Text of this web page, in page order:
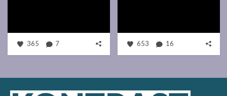
365 7 653 16